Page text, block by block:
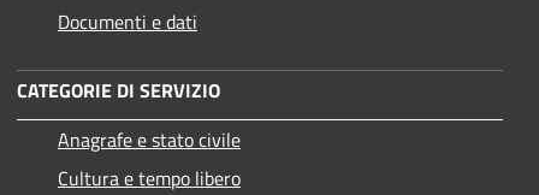
Documenti e dati
CATEGORIE DI SERVIZIO
Anagrafe e stato civile
Cultura e tempo libero